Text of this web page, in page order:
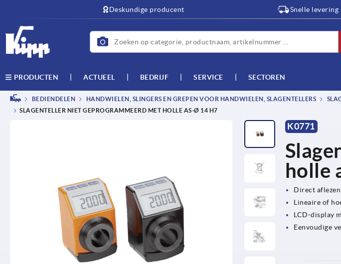
Deskundige producent Snelle levering
PRODUCTEN ACTUEEL BEDRIJF SERVICE SECTOREN
BEDIENDELEN HANDWIELEN, SLINGERS EN GREPEN VOOR HANDWIELEN, SLAGENTELLERS
SLAGENTELLER NIET GEPROGRAMMEERD MET HOLLE AS-Ø 14 H7
K0771
holle
Direct
Lineaire of
LCD-display
Eenvoudige